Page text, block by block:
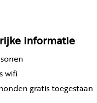
informatie
wifi
gratis toegestaan